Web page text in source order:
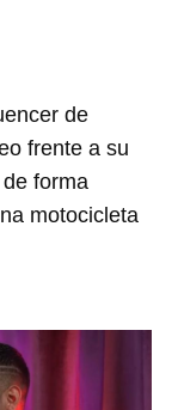
de
frente a su
forma
motocicleta